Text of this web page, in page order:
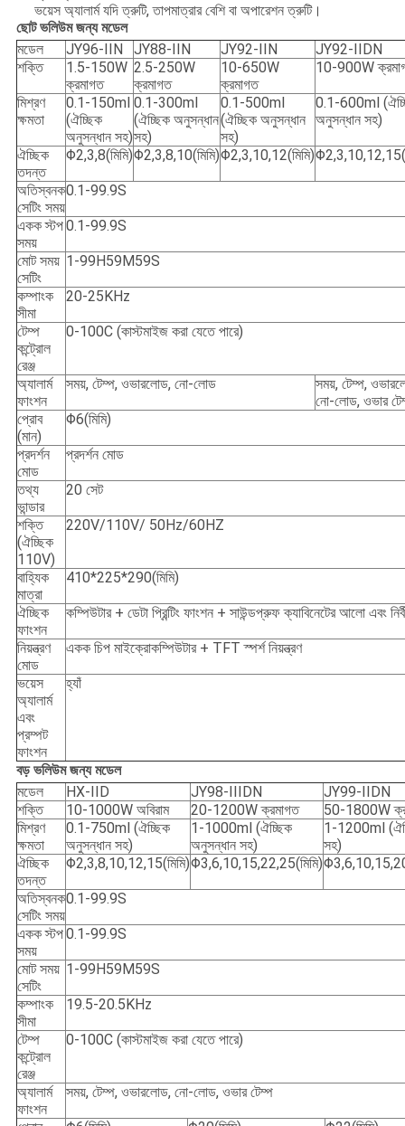
ভয়েস অ্যালার্ম যদি ত্রুটি, তাপমাত্রার বেশি বা অপারেশন ত্রুটি।
ছোট ভলিউম জন্য মডেল
মডেল
JY96-IIN JY88-IIN JY92-IIN
JY92-IIDN
শক্তি
1.5-150W
ক্রমাগত
2.5-250W
ক্রমাগত
10-650W
ক্রমাগত
10-900W
মিশ্রণ
ক্ষমতা
0.1-150ml
(ঐচ্ছিক
অনুসন্ধান সহ)
0.1-300ml
(ঐচ্ছিক অনুসন্ধান
সহ)
0.1-500ml
(ঐচ্ছিক অনুসন্ধান
সহ)
0.1-600ml
অনুসন্ধান সহ)
ঐচ্ছিক
তদন্ত
Φ2,3,8(মিমি)Φ2,3,8,10(মিমি)Φ2,3,10,12(মিমি)
অতিস্বনক
সেটিং সময়
0.1-99.9S
একক স্টপ
সময়
0.1-99.9S
মোট সময়
সেটিং
1-99H59M59S
কম্পাংক
সীমা
20-25KHz
টেম্প
কন্ট্রোল
রেঞ্জ
0-100C (কাস্টমাইজ করা যেতে পারে)
অ্যালার্ম
ফাংশন
সময়, টেম্প, ওভারলোড, নো-লোড
সময়, টেম্প,
নো-লোড, ওভার
প্রোব
(মান)
Φ6(মিমি)
প্রদর্শন
মোড
প্রদর্শন মোড
তথ্য
ভান্ডার
20 সেট
শক্তি
(ঐচ্ছিক
110V)
220V/110V/ 50Hz/60HZ
বাহ্যিক
মাত্রা
410*225*290(মিমি)
ঐচ্ছিক
ফাংশন
কম্পিউটার + ডেটা প্রিন্টিং ফাংশন + সাউন্ডপ্রুফ ক্যাবিনেটের আলো এবং
নিয়ন্ত্রণ
মোড
একক চিপ মাইক্রোকম্পিউটার + TFT স্পর্শ নিয়ন্ত্রণ
ভয়েস
অ্যালার্ম
এবং
প্রম্পট
ফাংশন
হ্যাঁ
বড় ভলিউম জন্য মডেল
মডেল
HX-IID JY98-IIIDN
JY99-IIDN
শক্তি
10-1000W অবিরাম 20-1200W ক্রমাগত
50-1800W
মিশ্রণ
ক্ষমতা
0.1-750ml (ঐচ্ছিক
অনুসন্ধান সহ)
1-1000ml (ঐচ্ছিক
অনুসন্ধান সহ)
1-1200ml
সহ)
ঐচ্ছিক
তদন্ত
Φ2,3,8,10,12,15(মিমি)Φ3,6,10,15,22,25(মিমি)
অতিস্বনক
সেটিং সময়
0.1-99.9S
একক স্টপ
সময়
0.1-99.9S
মোট সময়
সেটিং
1-99H59M59S
কম্পাংক
সীমা
19.5-20.5KHz
টেম্প
কন্ট্রোল
রেঞ্জ
0-100C (কাস্টমাইজ করা যেতে পারে)
অ্যালার্ম
ফাংশন
সময়, টেম্প, ওভারলোড, নো-লোড, ওভার টেম্প